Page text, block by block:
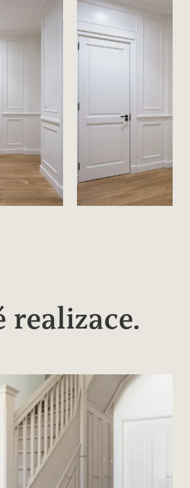
realizace.